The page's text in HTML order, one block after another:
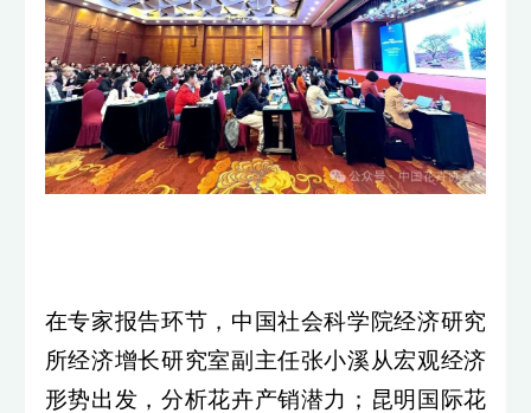
在专家报告环节，中国社会科学院经济研究
所经济增长研究室副主任张小溪从宏观经济
形势出发，分析花卉产销潜力；昆明国际花